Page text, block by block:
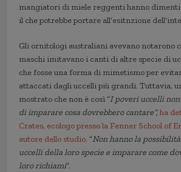
mangiatori di miele reggenti hanno
il che potrebbe portare all’esitnzione
Gli ornitologi australiani avevano notarono
maschi imitavano i canti di altre specie di
che fosse una forma di mimetismo per
attaccati dagli uccelli più grandi. Tuttavia,
mostrato che non è così “I poveri uccelli
di imparare cosa dovrebbero cantare”,ha
Crates, ecologo presso la Fenner School of
autore dello studio. “Non hanno la
uccelli della loro specie e imparare come
loro richiami“.